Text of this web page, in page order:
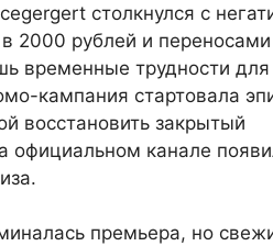
столкнулся с
2000 рублей и переносами
временные трудности для
кампания стартовала
восстановить закрытый
официальном канале
премьера, но